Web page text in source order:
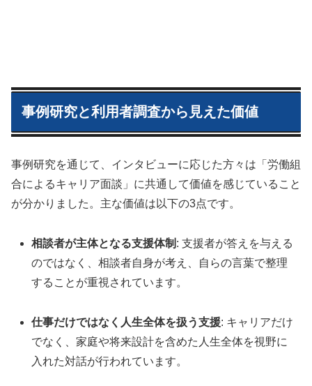
事例研究と利用者調査から見えた価値
事例研究を通じて、インタビューに応じた方々は「労働組
合によるキャリア面談」に共通して価値を感じていること
が分かりました。主な価値は以下の3点です。
相談者が主体となる支援体制 : 支援者が答えを与える
のではなく、相談者自身が考え、自らの言葉で整理
することが重視されています。
仕事だけではなく人生全体を扱う支援: キャリアだけ
でなく、家庭や将来設計を含めた人生全体を視野に
入れた対話が行われています。